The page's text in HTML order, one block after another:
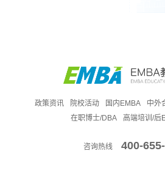
政策资讯 院校活动 国内EMBA 中外
在职博士/DBA
高端培训/后
咨询热线 400-